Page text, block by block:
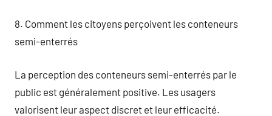
8. Comment les citoyens perçoivent les conteneurs
semi-enterrés
La perception des conteneurs semi-enterrés par le
public est généralement positive. Les usagers
valorisent leur aspect discret et leur efficacité.